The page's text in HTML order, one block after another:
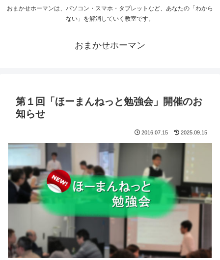
おまかせホーマンは、パソコン・スマホ・タブレットなど、あなたの「わから
ない」を解消していく教室です。
おまかせホーマン
第１回「ほーまんねっと勉強会」開催のお
知らせ
2016.07.15 2025.09.15